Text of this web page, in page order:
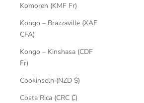
Komoren (KMF Fr)
Kongo – Brazzaville (XAF
CFA)
Kongo – Kinshasa (CDF
Fr)
Cookinseln (NZD $)
Costa Rica (CRC ₡)